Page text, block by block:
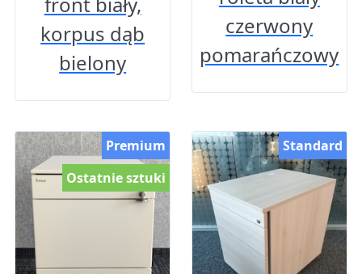
korpus dąb
bielony
czerwony
pomarańczowy
Ostatnie sztuki
Premium Standard